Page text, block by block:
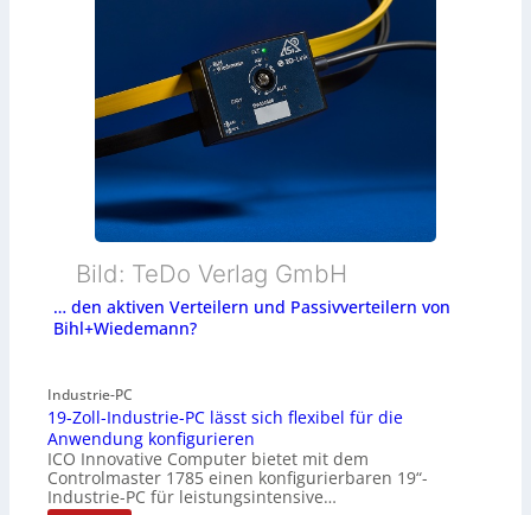
Bild: TeDo Verlag GmbH
… den aktiven Verteilern und Passivverteilern von
Bihl+Wiedemann?
Industrie-PC
19-Zoll-Industrie-PC lässt sich flexibel für die
Anwendung konfigurieren
ICO Innovative Computer bietet mit dem
Controlmaster 1785 einen konfigurierbaren 19“-
Industrie-PC für leistungsintensive…